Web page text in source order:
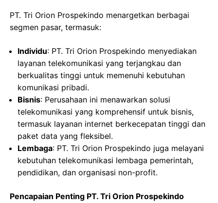
PT. Tri Orion Prospekindo menargetkan berbagai
segmen pasar, termasuk:
Individu: PT. Tri Orion Prospekindo menyediakan
layanan telekomunikasi yang terjangkau dan
berkualitas tinggi untuk memenuhi kebutuhan
komunikasi pribadi.
Bisnis: Perusahaan ini menawarkan solusi
telekomunikasi yang komprehensif untuk bisnis,
termasuk layanan internet berkecepatan tinggi dan
paket data yang fleksibel.
Lembaga: PT. Tri Orion Prospekindo juga melayani
kebutuhan telekomunikasi lembaga pemerintah,
pendidikan, dan organisasi non-profit.
Pencapaian Penting PT. Tri Orion Prospekindo